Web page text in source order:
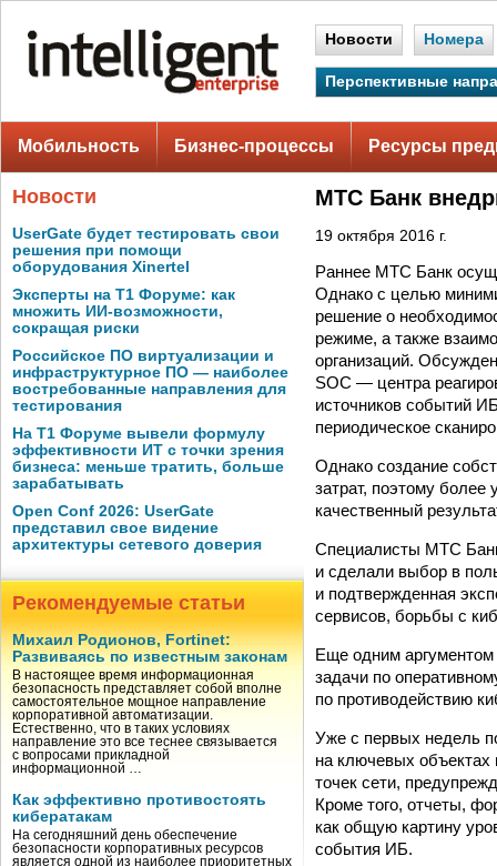
Новости Номера
Перспективные
Мобильность Бизнес-процессы Ресурсы
Новости
UserGate будет тестировать свои
решения при помощи
оборудования Xinertel
Эксперты на Т1 Форуме: как
множить ИИ-возможности,
сокращая риски
Российское ПО виртуализации и
инфраструктурное ПО — наиболее
востребованные направления для
тестирования
На Т1 Форуме вывели формулу
эффективности ИТ с точки зрения
бизнеса: меньше тратить, больше
зарабатывать
Open Conf 2026: UserGate
представил свое видение
архитектуры сетевого доверия
Рекомендуемые статьи
Михаил Родионов, Fortinet:
Развиваясь по известным законам
В настоящее время информационная
безопасность представляет собой вполне
самостоятельное мощное направление
корпоративной автоматизации.
Естественно, что в таких условиях
направление это все теснее связывается
с вопросами прикладной
информационной …
Как эффективно противостоять
кибератакам
На сегодняшний день обеспечение
безопасности корпоративных ресурсов
является одной из наиболее приоритетных
МТС Банк
19 октября 2016 г.
Раннее МТС Банк
Однако с целью
решение о
режиме, а также
организаций.
SOC — центра
источников событий
периодическое
Однако создание
затрат, поэтому более
качественный
Специалисты МТС
и сделали выбор в
и подтвержденная
сервисов, борьбы с
Еще одним аргументом
задачи по
по противодействию
Уже с первых недель
на ключевых объектах
точек сети,
Кроме того, отчеты,
как общую картину
события ИБ.